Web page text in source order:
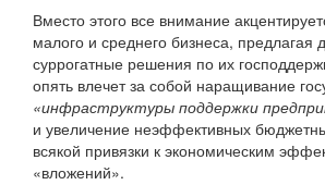
Вместо этого все внимание
малого и среднего бизнеса, предлагая
суррогатные решения по их
опять влечет за собой наращивание
«инфраструктуры поддержки
и увеличение неэффективных
всякой привязки к экономическим
«вложений».